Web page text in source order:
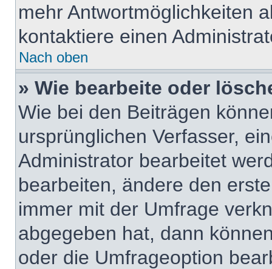
mehr Antwortmöglichkeiten
kontaktiere einen
Nach oben
» Wie bearbeite oder
Wie bei den Beiträgen
ursprünglichen Verfasser,
Administrator bearbeitet
bearbeiten, ändere den
immer mit der Umfrage
abgegeben hat, dann
oder die Umfrageoption